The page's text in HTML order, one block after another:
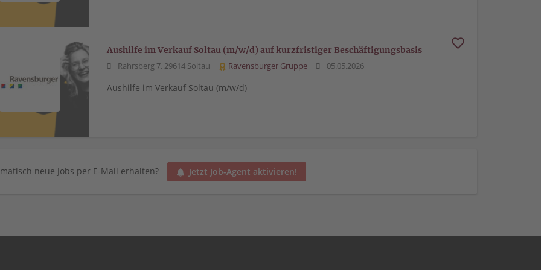
Aushilfe im Verkauf Soltau (m/w/d) auf kurzfristiger Beschäftigungsbasis
Rahrsberg 7, 29614 Soltau Ravensburger Gruppe 05.05.2026
Aushilfe im Verkauf Soltau (m/w/d)
neue Jobs per E-Mail erhalten? Jetzt Job-Agent aktivieren!